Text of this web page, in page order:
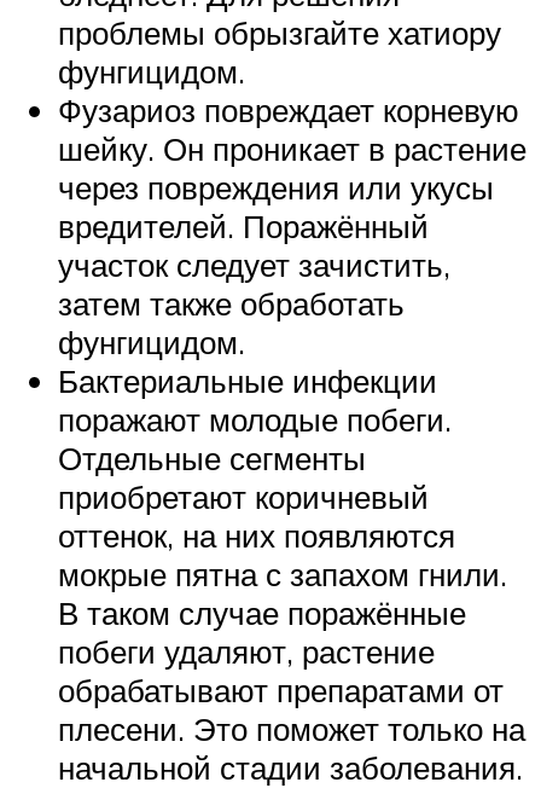
проблемы обрызгайте хатиору
фунгицидом.
Фузариоз повреждает корневую
шейку. Он проникает в растение
через повреждения или укусы
вредителей. Поражённый
участок следует зачистить,
затем также обработать
фунгицидом.
Бактериальные инфекции
поражают молодые побеги.
Отдельные сегменты
приобретают коричневый
оттенок, на них появляются
мокрые пятна с запахом гнили.
В таком случае поражённые
побеги удаляют, растение
обрабатывают препаратами от
плесени. Это поможет только на
начальной стадии заболевания.